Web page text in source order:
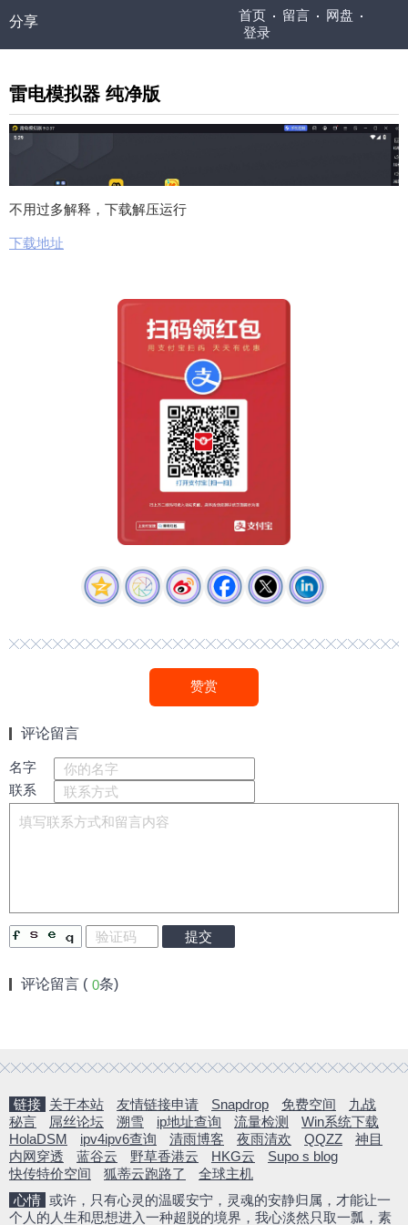
分享 首页 留言
网盘
登录
雷电模拟器 纯净版
不用过多解释，下载解压运行
下载地址
赞赏
评论留言
名字
联系
评论留言 ( 0条)
链接 关于本站 友情链接申请 Snapdrop 免费空间
九战
秘言
屌丝论坛 溯雪 ip地址查询 流量检测
Win系统下载
HolaDSM
ipv4ipv6查询 清雨博客 夜雨清欢 QQZZ
神目
内网穿透
蓝谷云 野草香港云 HKG云
Supo s blog
快传特价空间
狐蒂云跑路了
全球主机
心情 或许，只有心灵的温暖安宁，灵魂的安静归属，才能让一
个人的人生和思想进入一种超脱的境界，我心淡然只取一瓢，素